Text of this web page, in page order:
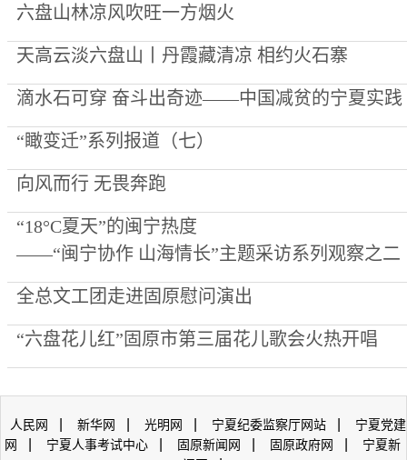
六盘山林凉风吹旺一方烟火
天高云淡六盘山丨丹霞藏清凉 相约火石寨
滴水石可穿 奋斗出奇迹——中国减贫的宁夏实践
“瞰变迁”系列报道（七）
向风而行 无畏奔跑
“18°C夏天”的闽宁热度
——“闽宁协作 山海情长”主题采访系列观察之二
全总文工团走进固原慰问演出
“六盘花儿红”固原市第三届花儿歌会火热开唱
人民网 新华网 光明网 宁夏纪委监察厅网站
宁夏党建
网
宁夏人事考试中心 固原新闻网 固原政府网
宁夏新